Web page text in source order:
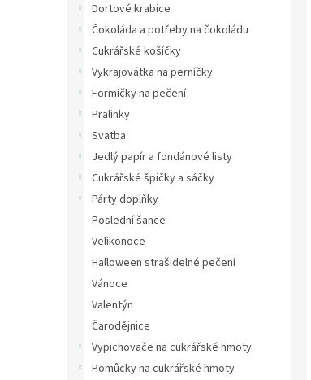
Dortové krabice
Čokoláda a potřeby na čokoládu
Cukrářské košíčky
Vykrajovátka na perníčky
Formičky na pečení
Pralinky
Svatba
Jedlý papír a fondánové listy
Cukrářské špičky a sáčky
Párty doplňky
Poslední šance
Velikonoce
Halloween strašidelné pečení
Vánoce
Valentýn
Čarodějnice
Vypichovače na cukrářské hmoty
Pomůcky na cukrářské hmoty